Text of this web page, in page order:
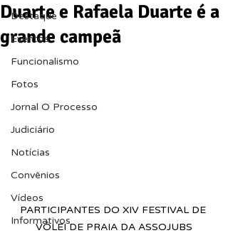
Destaque
Eventos
Funcionalismo
Fotos
Jornal O Processo
Judiciário
Notícias
Convênios
Vídeos
Informativos
Duarte e Rafaela Duarte é a
grande campeã
PARTICIPANTES DO XIV FESTIVAL DE
VÔLEI DE PRAIA DA ASSOJUBS